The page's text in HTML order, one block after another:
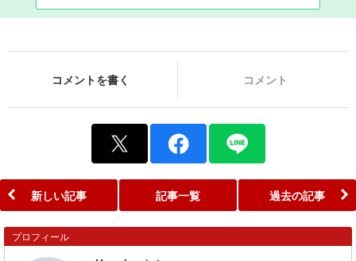
コメントを書く コメント
新しい記事 記事一覧 過去の記事
プロフィール